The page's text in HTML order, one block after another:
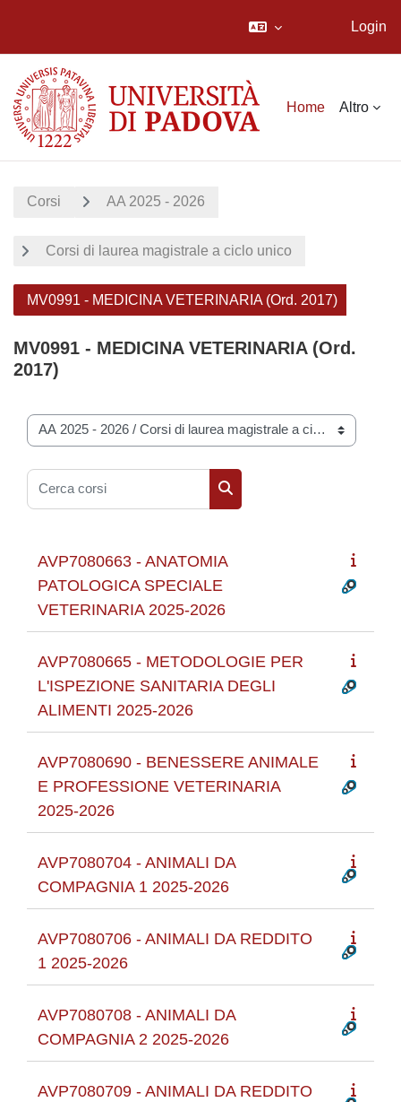
Login
Home Altro
Corsi AA 2025 - 2026
Corsi di laurea magistrale a ciclo unico
MV0991 - MEDICINA VETERINARIA (Ord. 2017)
MV0991 - MEDICINA VETERINARIA (Ord.
2017)
Categorie di corso
Cerca corsi
Cerca corsi
AVP7080663 - ANATOMIA
PATOLOGICA SPECIALE
VETERINARIA 2025-2026
AVP7080665 - METODOLOGIE PER
L'ISPEZIONE SANITARIA DEGLI
ALIMENTI 2025-2026
AVP7080690 - BENESSERE ANIMALE
E PROFESSIONE VETERINARIA
2025-2026
AVP7080704 - ANIMALI DA
COMPAGNIA 1 2025-2026
AVP7080706 - ANIMALI DA REDDITO
1 2025-2026
AVP7080708 - ANIMALI DA
COMPAGNIA 2 2025-2026
AVP7080709 - ANIMALI DA REDDITO